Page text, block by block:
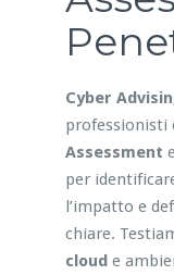
Cyber
professionisti
Assessment
per
l’impatto e
chiare.
cloude